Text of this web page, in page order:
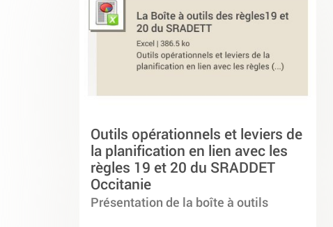
Outils opérationnels et leviers de
la planification en lien avec les
règles 19 et 20 du SRADDET
Occitanie
Présentation de la boîte à outils